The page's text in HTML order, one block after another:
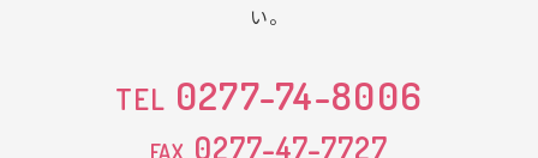
い。
TEL 0277-74-8006
FAX 0277-47-7727